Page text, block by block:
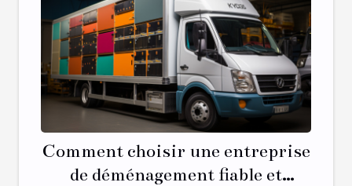
Comment choisir une entreprise
de déménagement fiable et